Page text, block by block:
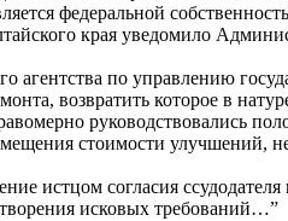
федеральной
края уведомило
агентства по управлению
возвратить которое в
руководствовались
стоимости улучшений,
истцом согласия
исковых требований…”